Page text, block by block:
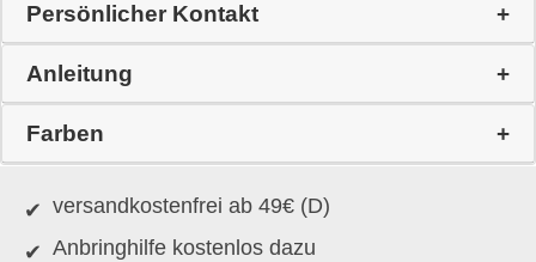
Persönlicher Kontakt
Anleitung
Farben
versandkostenfrei ab 49€ (D)
Anbringhilfe kostenlos dazu